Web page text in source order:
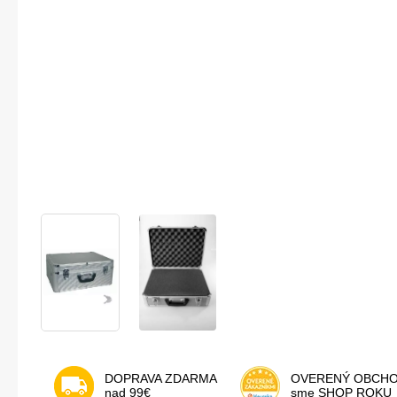
DOPRAVA ZDARMA
nad 99€
OVERENÝ
sme SHOP ROKU